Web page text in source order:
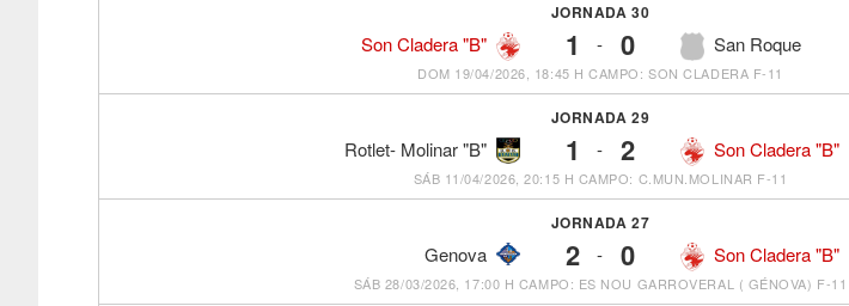
JORNADA 30
Son Cladera "B" 1 - San Roque
0
DOM 19/04/2026, 18:45 H CAMPO: SON CLADERA F-11
JORNADA 29
Rotlet- Molinar "B" 1 - Son Cladera "B"
2
SÁB 11/04/2026, 20:15 H CAMPO: C.MUN.MOLINAR F-11
JORNADA 27
Genova 2 - Son Cladera "B"
0
SÁB 28/03/2026, 17:00 H CAMPO: ES NOU GARROVERAL ( GÉNOVA) F-11